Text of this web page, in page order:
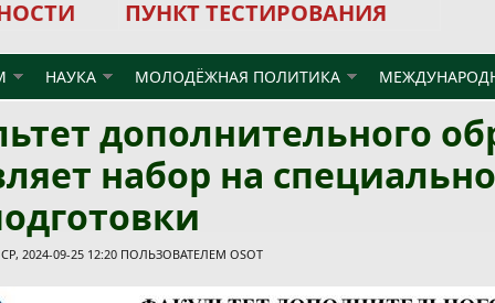
ПУНКТ ТЕСТИРОВАНИЯ
НАУКА МОЛОДЁЖНАЯ ПОЛИТИКА
дополнительного
набор на
2024-09-25 12:20 ПОЛЬЗОВАТЕЛЕМ OSOT